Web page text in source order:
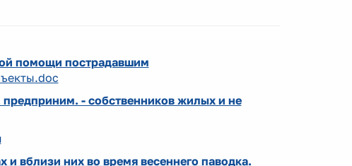
помощи пострадавшим
- собственников жилых и не
и вблизи них во время весеннего паводка.